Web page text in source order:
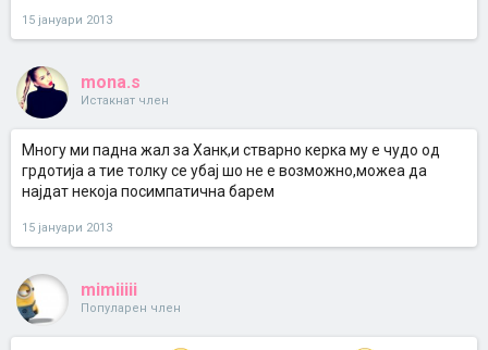
15 јануари 2013
mona.s
Истакнат член
Многу ми падна жал за Ханк,и стварно керка му е чудо од
грдотија а тие толку се убај шо не е возможно,можеа да
најдат некоја посимпатична барем
15 јануари 2013
mimiiiii
Популарен член